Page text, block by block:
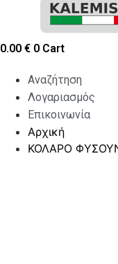
0.00 € 0 Cart
Αναζήτηση
Λογαριασμός
Επικοινωνία
Αρχική
ΚΟΛΑΡΟ